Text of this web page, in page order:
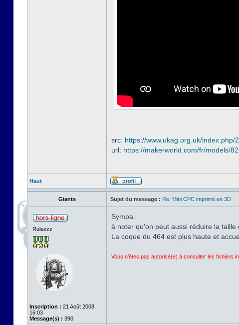
src: https://www.ukag.org.uk/index.php/
url: https://makerworld.com/fr/models/
Haut
Giants Sujet du message : Re: Mini CPC imprimé en 3D
Rulezzz
Inscription : 21 Août 2008,
16:03
Message(s) : 390
Sympa.
à noter qu'on peut aussi réduire la
La coque du 464 est plus haute et
Vous n’êtes pas autorisé(e) à consulter les fichiers